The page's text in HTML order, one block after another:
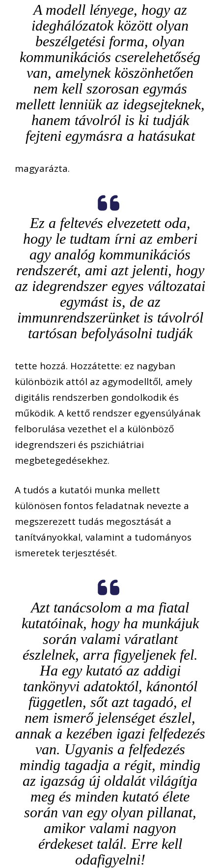
A modell lényege, hogy az
ideghálózatok között olyan
beszélgetési forma, olyan
kommunikációs cserelehetőség
van, amelynek köszönhetően
nem kell szorosan egymás
mellett lenniük az idegsejteknek,
hanem távolról is ki tudják
fejteni egymásra a hatásukat
magyarázta.
Ez a feltevés elvezetett oda,
hogy le tudtam írni az emberi
agy analóg kommunikációs
rendszerét, ami azt jelenti, hogy
az idegrendszer egyes változatai
egymást is, de az
immunrendszerünket is távolról
tartósan befolyásolni tudják
tette hozzá. Hozzátette: ez nagyban
különbözik attól az agymodelltől, amely
digitális rendszerben gondolkodik és
működik. A kettő rendszer egyensúlyának
felborulása vezethet el a különböző
idegrendszeri és pszichiátriai
megbetegedésekhez.
A tudós a kutatói munka mellett
különösen fontos feladatnak nevezte a
megszerezett tudás megosztását a
tanítványokkal, valamint a tudományos
ismeretek terjesztését.
Azt tanácsolom a ma fiatal
kutatóinak, hogy ha munkájuk
során valami váratlant
észlelnek, arra figyeljenek fel.
Ha egy kutató az addigi
tankönyvi adatoktól, kánontól
független, sőt azt tagadó, el
nem ismerő jelenséget észlel,
annak a kezében igazi felfedezés
van. Ugyanis a felfedezés
mindig tagadja a régit, mindig
az igazság új oldalát világítja
meg és minden kutató élete
során van egy olyan pillanat,
amikor valami nagyon
érdekeset talál. Erre kell
odafigyelni!